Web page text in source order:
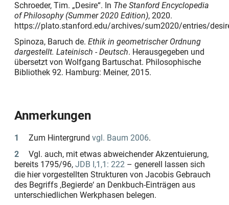
Schroeder, Tim. „Desire“. In The Stanford Encyclopedia
of Philosophy (Summer 2020 Edition), 2020.
https://plato.stanford.edu/archives/sum2020/entries/
Spinoza, Baruch de. Ethik in geometrischer Ordnung
dargestellt. Lateinisch - Deutsch. Herausgegeben und
übersetzt von Wolfgang Bartuschat. Philosophische
Bibliothek 92. Hamburg: Meiner, 2015.
Anmerkungen
1 Zum Hintergrund vgl. Baum 2006.
2
Vgl. auch, mit etwas abweichender Akzentuierung,
bereits 1795/96, JDB I,1,1: 222 – generell lassen sich
die hier vorgestellten Strukturen von Jacobis Gebrauch
des Begriffs ‚Begierde‘ an Denkbuch-Einträgen aus
unterschiedlichen Werkphasen belegen.